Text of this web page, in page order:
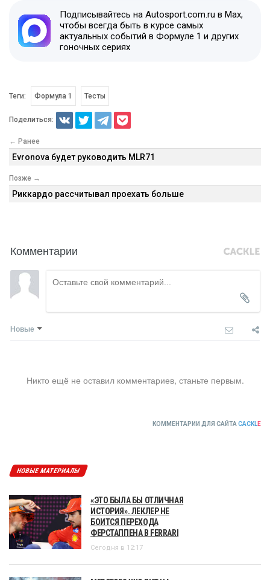
Подписывайтесь на Autosport.com.ru в Max,
чтобы всегда быть в курсе самых
актуальных событий в Формуле 1 и других
гоночных сериях
Теги: Формула 1 Тесты
Поделиться:
← Ранее
Evronova будет руководить MLR71
Позже →
Риккардо рассчитывал проехать больше
Комментарии
Новые
Никто ещё не оставил комментариев, станьте первым.
КОММЕНТАРИИ ДЛЯ САЙТАCACKLE
НОВЫЕ МАТЕРИАЛЫ
«ЭТО БЫЛА БЫ ОТЛИЧНАЯ
ИСТОРИЯ». ЛЕКЛЕР НЕ
БОИТСЯ ПЕРЕХОДА
ФЕРСТАППЕНА В FERRARI
Сегодня в 12:17